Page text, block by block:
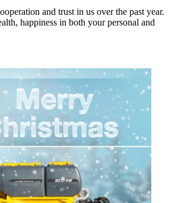
and trust in us over the past year.
happiness in both your personal and